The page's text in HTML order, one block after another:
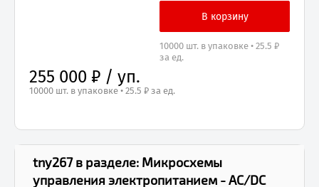
10000 шт. в упаковке • 25.5 ₽
за ед.
255 000 ₽ / уп.
10000 шт. в упаковке • 25.5 ₽ за ед.
tny267в разделе: Микросхемы
управления электропитанием - AC/DC